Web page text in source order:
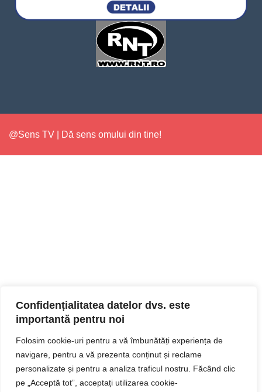
Confidențialitatea datelor dvs. este
importantă pentru noi
Folosim cookie-uri pentru a vă îmbunătăți experiența de
navigare, pentru a vă prezenta conținut și reclame
personalizate și pentru a analiza traficul nostru. Făcând clic
pe „Acceptă tot”, acceptați utilizarea cookie-
@Sens TV | Dă sens omului din tine!